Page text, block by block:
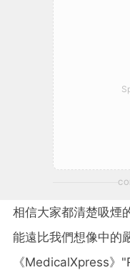
相信大家都清楚吸煙
能遠比我們想像中的
《MedicalXpress